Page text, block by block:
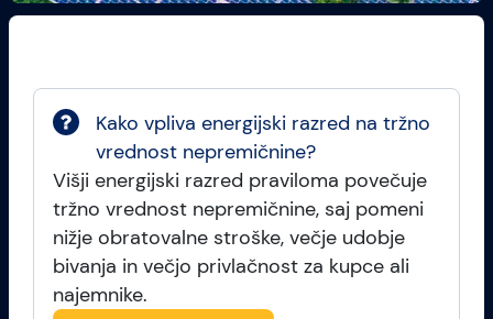
Kako vpliva energijski razred na tržno
vrednost nepremičnine?
Višji energijski razred praviloma povečuje
tržno vrednost nepremičnine, saj pomeni
nižje obratovalne stroške, večje udobje
bivanja in večjo privlačnost za kupce ali
najemnike.